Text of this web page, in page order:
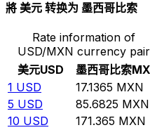
將 美元 转换为 墨西哥比索
Rate information of
USD/MXN currency pair
美元USD 墨西哥比索
1 USD 17.1365 MXN
5 USD 85.6825 MXN
10 USD 171.365 MXN